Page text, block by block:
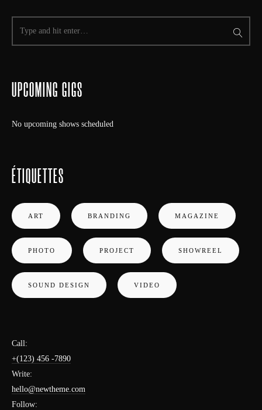
UPCOMING GIGS
No upcoming shows scheduled
ÉTIQUETTES
ART BRANDING MAGAZINE
PHOTO PROJECT SHOWREEL
SOUND DESIGN VIDEO
Call:
+(123) 456 -7890
Write:
hello@newtheme.com
Follow: